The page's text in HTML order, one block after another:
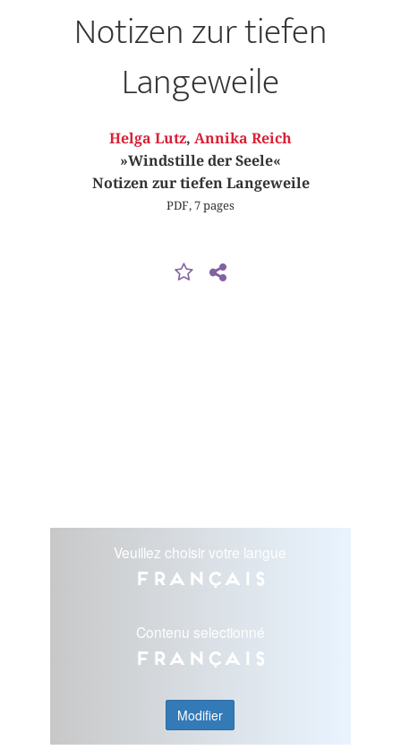
Notizen zur tiefen
Langeweile
Helga Lutz, Annika Reich
»Windstille der Seele«
Notizen zur tiefen Langeweile
PDF, 7 pages
Veuillez choisir votre langue
Français
Contenu selectionné
Français
Modifier